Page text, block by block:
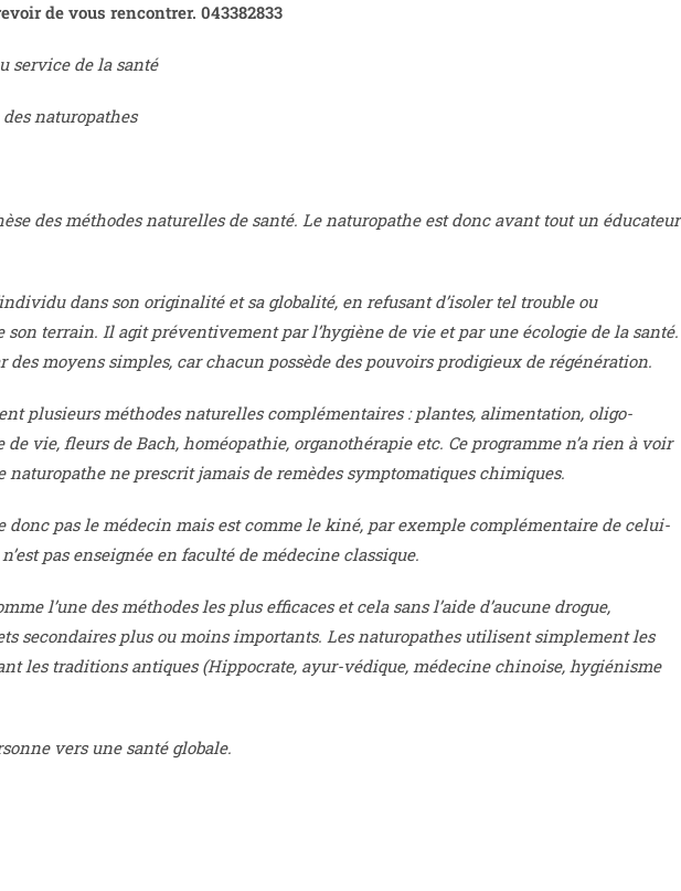
de vous rencontrer. 043382833
service de la santé
naturopathes
des méthodes naturelles de santé. Le naturopathe est donc avant tout un éducateur
dans son originalité et sa globalité, en refusant d’isoler tel trouble ou
terrain. Il agit préventivement par l’hygiène de vie et par une écologie de la santé.
des moyens simples, car chacun possède des pouvoirs prodigieux de régénération.
plusieurs méthodes naturelles complémentaires : plantes, alimentation, oligo-
vie, fleurs de Bach, homéopathie, organothérapie etc. Ce programme n’a rien à voir
naturopathe ne prescrit jamais de remèdes symptomatiques chimiques.
donc pas le médecin mais est comme le kiné, par exemple complémentaire de celui-
pas enseignée en faculté de médecine classique.
l’une des méthodes les plus efficaces et cela sans l’aide d’aucune drogue,
secondaires plus ou moins importants. Les naturopathes utilisent simplement les
les traditions antiques (Hippocrate, ayur-védique, médecine chinoise, hygiénisme
vers une santé globale.